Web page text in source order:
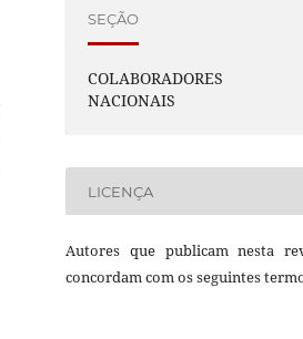
SEÇÃO
COLABORADORES
NACIONAIS
LICENÇA
Autores que publicam nesta
concordam com os seguintes